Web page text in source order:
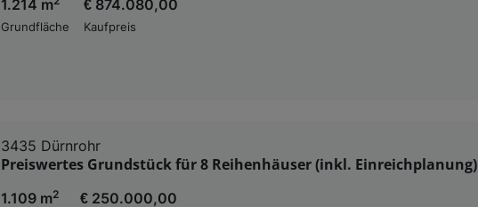
1.214 m
Grundfläche
€ 874.080,00
Kaufpreis
3435 Dürnrohr
Preiswertes Grundstück für 8 Reihenhäuser (inkl. Einreichplanung)
1.109 m2 € 250.000,00